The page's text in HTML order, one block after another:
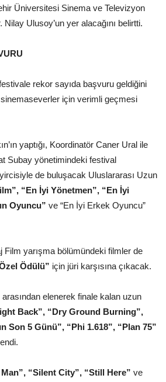
Üniversitesi Sinema ve Televizyon
Ulusoy’un yer alacağını belirtti.
rekor sayıda başvuru geldiğini
için verimli geçmesi
yaptığı, Koordinatör Caner Ural ile
Subay yönetimindeki festival
de buluşacak Uluslararası Uzun
“En İyi Yönetmen”, “En İyi
Oyuncu” ve “En İyi Erkek Oyuncu”
Film yarışma bölümündeki filmler de
Ödülü” için jüri karşısına çıkacak.
elenerek finale kalan uzun
Back”, “Dry Ground Burning”,
Son 5 Günü”, “Phi 1.618”, “Plan 75”
“Silent City”, “Still Here” ve